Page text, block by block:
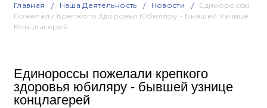
Главная Наша Деятельность Новости
Единороссы
Пожелали Крепкого Здоровья Юбиляру - Бывшей Узнице
Концлагерей
Единороссы пожелали крепкого
здоровья юбиляру - бывшей узнице
концлагерей